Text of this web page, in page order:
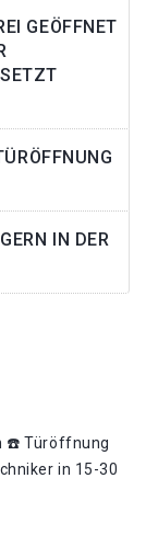
GEÖFFNET
IN DER
☎️ Türöffnung
in 15-30